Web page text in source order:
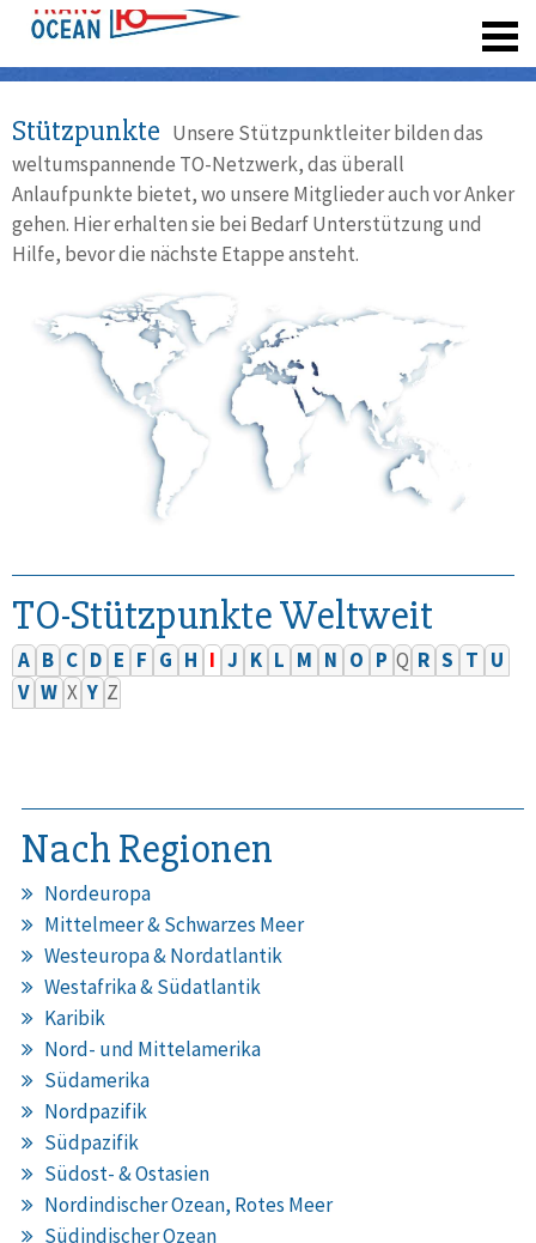
Stützpunkte Unsere Stützpunktleiter bilden das
weltumspannende TO-Netzwerk, das überall
Anlaufpunkte bietet, wo unsere Mitglieder auch vor Anker
gehen. Hier erhalten sie bei Bedarf Unterstützung und
Hilfe, bevor die nächste Etappe ansteht.
TO-Stützpunkte Weltweit
A B C D E F G H I J K L M N O P Q R S T U
V W X Y Z
Nach Regionen
Nordeuropa
Mittelmeer & Schwarzes Meer
Westeuropa & Nordatlantik
Westafrika & Südatlantik
Karibik
Nord- und Mittelamerika
Südamerika
Nordpazifik
Südpazifik
Südost- & Ostasien
Nordindischer Ozean, Rotes Meer
Südindischer Ozean